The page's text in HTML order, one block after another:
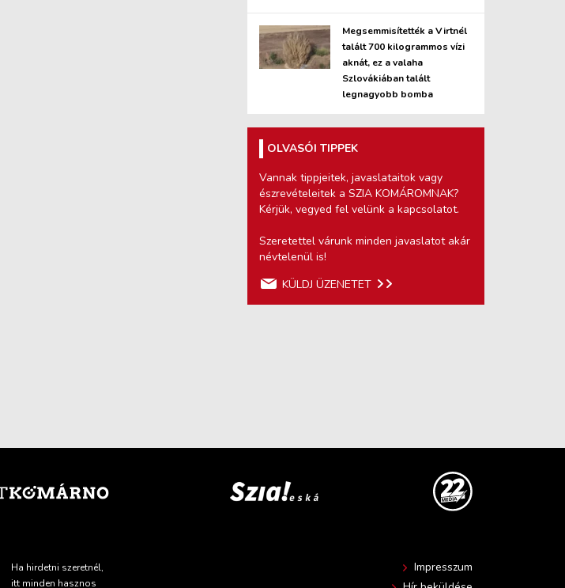
Megsemmisítették a Virtnél
talált 700 kilogrammos vízi
aknát, ez a valaha
Szlovákiában talált
legnagyobb bomba
OLVASÓI TIPPEK
Vannak tippjeitek, javaslataitok vagy
észrevételeitek a SZIA KOMÁROMNAK?
Kérjük, vegyed fel velünk a kapcsolatot.
Szeretettel várunk minden javaslatot akár
névtelenül is!
KÜLDJ ÜZENETET
Ha hirdetni szeretnél,
itt minden hasznos
Impresszum